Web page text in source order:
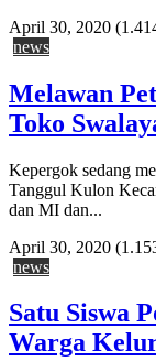
April 30, 2020
news
Melawan
Toko
Kepergok sedang
Tanggul Kulon
dan MI dan...
April 30, 2020
news
Satu Siswa
Warga